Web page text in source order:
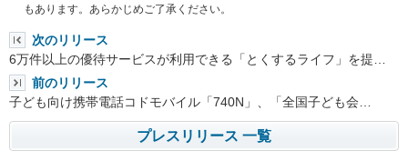
もあります。あらかじめご了承ください。
次のリリース
6万件以上の優待サービスが利用できる「とくするライフ」を提…
前のリリース
子ども向け携帯電話コドモバイル「740N」、「全国子ども会…
プレスリリース 一覧